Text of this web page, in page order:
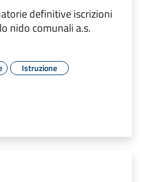
definitive iscrizioni
nido comunali a.s.
Istruzione